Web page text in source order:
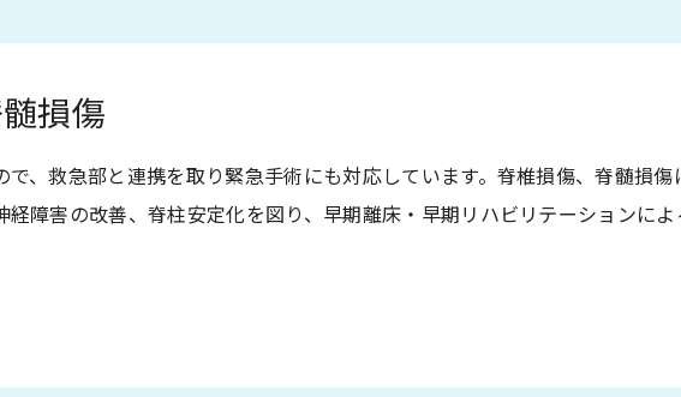
損傷
で、救急部と連携を取り緊急手術にも対応しています。脊椎損傷、脊髄損
経障害の改善、脊柱安定化を図り、早期離床・早期リハビリテーションに